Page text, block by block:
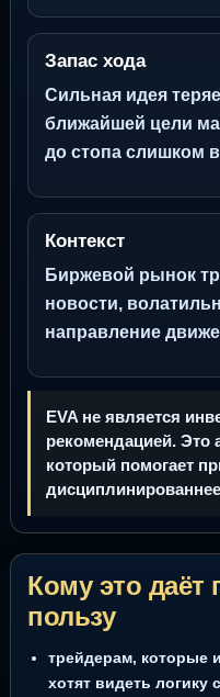
Запас хода
Сильная идея
ближайшей цели
до стопа слишком
Контекст
Биржевой рынок
новости,
направление
EVA не является
рекомендацией. Это
который помогает
Кому это даёт
пользу
трейдерам, которые
хотят видеть логику